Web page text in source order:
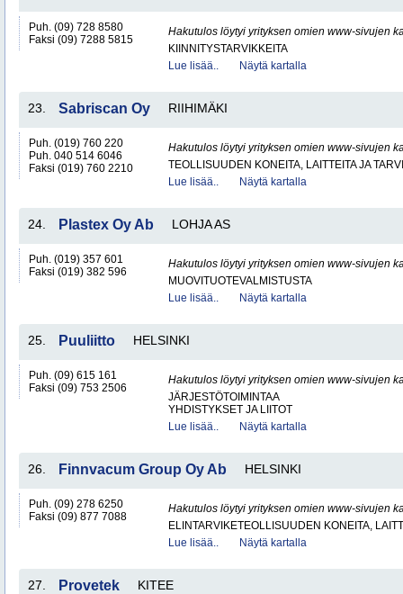
Puh. (09) 728 8580
Faksi (09) 7288 5815
Hakutulos löytyi yrityksen omien www-sivujen
KIINNITYSTARVIKKEITA
Lue lisää..
Näytä kartalla
23. Sabriscan Oy RIIHIMÄKI
Puh. (019) 760 220
Puh. 040 514 6046
Faksi (019) 760 2210
Hakutulos löytyi yrityksen omien www-sivujen
TEOLLISUUDEN KONEITA, LAITTEITA JA
Lue lisää..
Näytä kartalla
24. Plastex Oy Ab LOHJA AS
Puh. (019) 357 601
Faksi (019) 382 596
Hakutulos löytyi yrityksen omien www-sivujen
MUOVITUOTEVALMISTUSTA
Lue lisää..
Näytä kartalla
25. Puuliitto HELSINKI
Puh. (09) 615 161
Faksi (09) 753 2506
Hakutulos löytyi yrityksen omien www-sivujen
JÄRJESTÖTOIMINTAA
YHDISTYKSET JA LIITOT
Lue lisää..
Näytä kartalla
26. Finnvacum Group Oy Ab HELSINKI
Puh. (09) 278 6250
Faksi (09) 877 7088
Hakutulos löytyi yrityksen omien www-sivujen
ELINTARVIKETEOLLISUUDEN KONEITA,
Lue lisää..
Näytä kartalla
27. Provetek KITEE